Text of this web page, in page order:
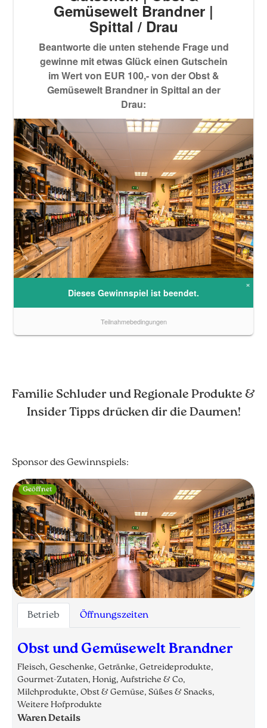
Familie Schluder und Regionale Produkte &
Insider Tipps drücken dir die Daumen!
Sponsor des Gewinnspiels:
Betrieb Öffnungszeiten
Obst und Gemüsewelt Brandner
Fleisch, Geschenke, Getränke, Getreideprodukte,
Gourmet-Zutaten, Honig, Aufstriche & Co,
Milchprodukte, Obst & Gemüse, Süßes & Snacks,
Weitere Hofprodukte
Waren Details
Geöffnet